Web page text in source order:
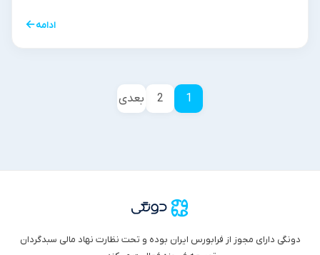
ادامه←
1
2 بعدی
دونگی دارای مجوز از فرابورس ایران بوده و تحت نظارت نهاد مالی سبدگردان